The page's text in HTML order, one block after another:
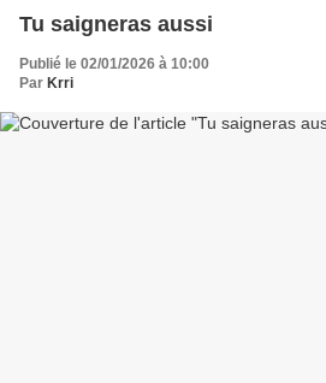
Tu saigneras aussi
Publié le 02/01/2026 à 10:00
Par Krri